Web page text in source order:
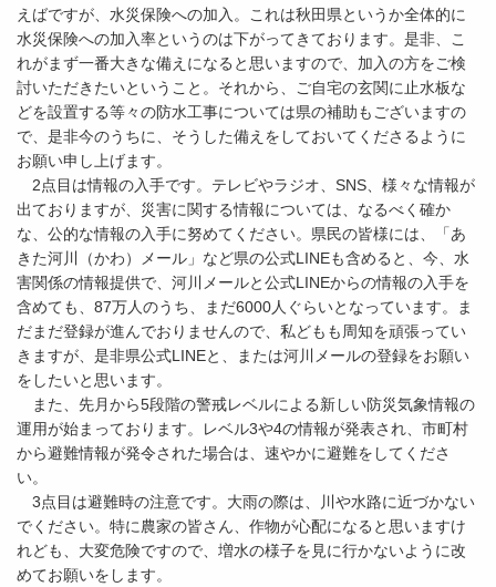
えばですが、水災保険への加入。これは秋田県というか全体的に
水災保険への加入率というのは下がってきております。是非、こ
れがまず一番大きな備えになると思いますので、加入の方をご検
討いただきたいということ。それから、ご自宅の玄関に止水板な
どを設置する等々の防水工事については県の補助もございますの
で、是非今のうちに、そうした備えをしておいてくださるように
お願い申し上げます。
2点目は情報の入手です。テレビやラジオ、SNS、様々な情報が
出ておりますが、災害に関する情報については、なるべく確か
な、公的な情報の入手に努めてください。県民の皆様には、「あ
きた河川（かわ）メール」など県の公式LINEも含めると、今、水
害関係の情報提供で、河川メールと公式LINEからの情報の入手を
含めても、87万人のうち、まだ6000人ぐらいとなっています。ま
だまだ登録が進んでおりませんので、私どもも周知を頑張ってい
きますが、是非県公式LINEと、または河川メールの登録をお願い
をしたいと思います。
また、先月から5段階の警戒レベルによる新しい防災気象情報の
運用が始まっております。レベル3や4の情報が発表され、市町村
から避難情報が発令された場合は、速やかに避難をしてくださ
い。
3点目は避難時の注意です。大雨の際は、川や水路に近づかない
でください。特に農家の皆さん、作物が心配になると思いますけ
れども、大変危険ですので、増水の様子を見に行かないように改
めてお願いをします。